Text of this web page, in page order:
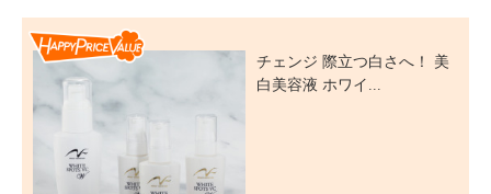
チェンジ 際立つ白さへ！ 美
白美容液 ホワイ...